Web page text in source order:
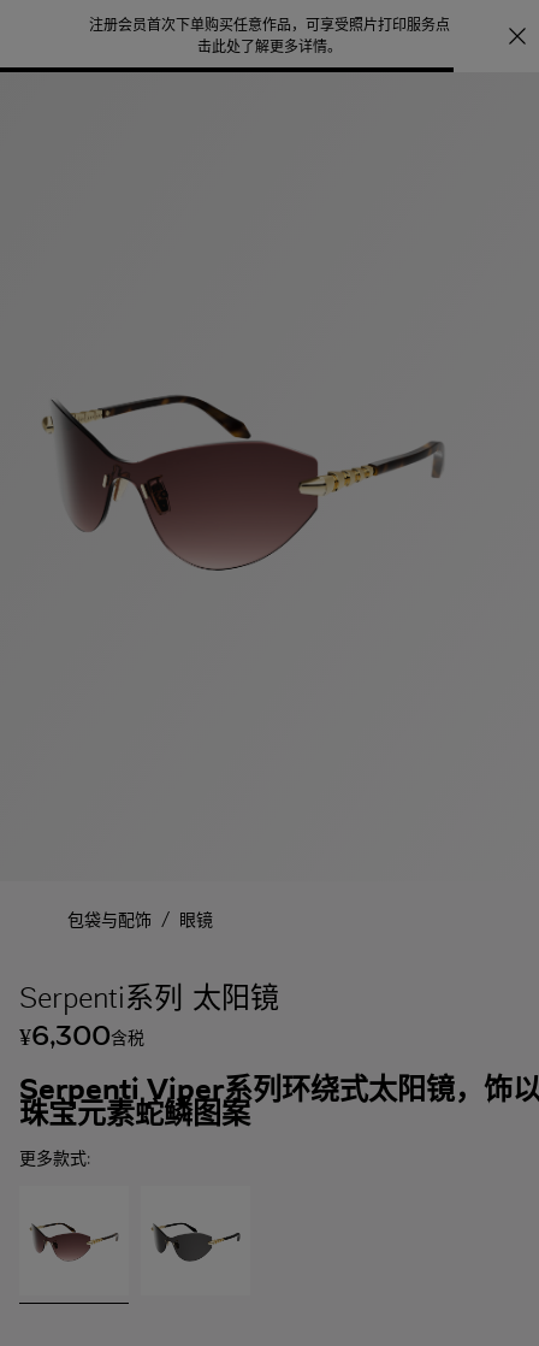
注册会员首次下单购买任意作品，可享受照片打印服务点
击此处了解更多详情。
宝
包袋与配饰 / 眼镜
Serpenti系列 太阳镜
¥6,300含税
Serpenti Viper系列环绕式太阳镜，饰
珠宝元素蛇鳞图案
更多款式: